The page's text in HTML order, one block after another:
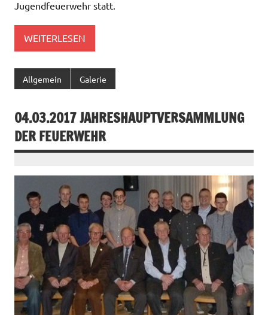
Jugendfeuerwehr statt.
WEITERLESEN
Allgemein Galerie
04.03.2017 JAHRESHAUPTVERSAMMLUNG
DER FEUERWEHR